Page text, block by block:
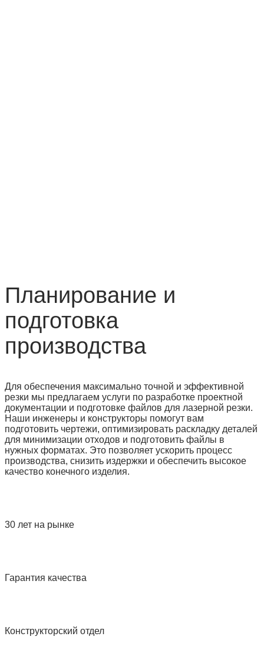
Планирование и
подготовка
производства
Для обеспечения максимально точной и эффективной
резки мы предлагаем услуги по разработке проектной
документации и подготовке файлов для лазерной резки.
Наши инженеры и конструкторы помогут вам
подготовить чертежи, оптимизировать раскладку деталей
для минимизации отходов и подготовить файлы в
нужных форматах. Это позволяет ускорить процесс
производства, снизить издержки и обеспечить высокое
качество конечного изделия.
30 лет на рынке
Гарантия качества
Конструкторский отдел